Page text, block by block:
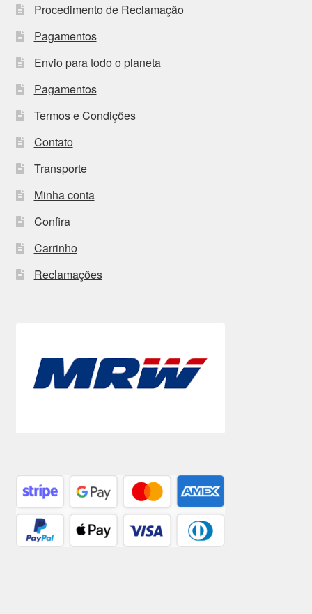
Procedimento de Reclamação
Pagamentos
Envio para todo o planeta
Pagamentos
Termos e Condições
Contato
Transporte
Minha conta
Confira
Carrinho
Reclamações